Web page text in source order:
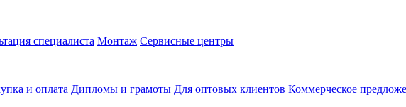
специалиста Монтаж Сервисные центры
и оплата Дипломы и грамоты Для оптовых клиентов Коммерческое